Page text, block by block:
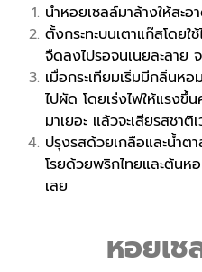
นำหอยเชลล์มาล้างให้สะอ
ตั้งกระทะบนเตาแก๊สโดยใ
จืดลงไปรอจนเนยละลาย
เมื่อกระเทียมเริ่มมีกลิ่นห
ไปผัด โดยเร่งไฟให้แรงขึ้
มาเยอะ แล้วจะเสียรสชาติ
ปรุงรสด้วยเกลือและน้ำต
โรยด้วยพริกไทยและต้นห
เลย
หอยเ